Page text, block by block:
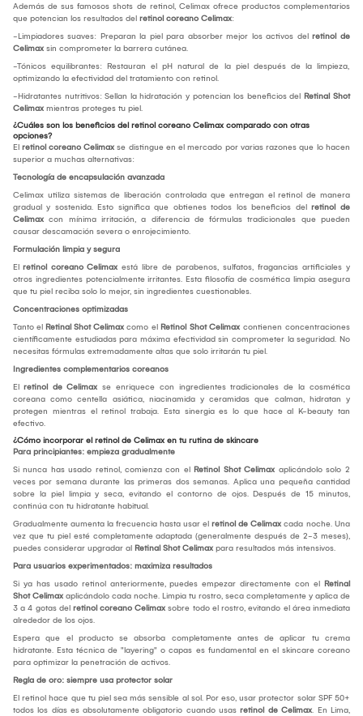
Además de sus famosos shots de retinol, Celimax ofrece productos complementarios
que potencian los resultados del retinol coreano Celimax:
-Limpiadores suaves: Preparan la piel para absorber mejor los activos del retinol de
Celimax sin comprometer la barrera cutánea.
-Tónicos equilibrantes: Restauran el pH natural de la piel después de la limpieza,
optimizando la efectividad del tratamiento con retinol.
-Hidratantes nutritivos: Sellan la hidratación y potencian los beneficios del Retinal Shot
Celimax mientras proteges tu piel.
¿Cuáles son los beneficios del retinol coreano Celimax comparado con otras
opciones?
El retinol coreano Celimax se distingue en el mercado por varias razones que lo hacen
superior a muchas alternativas:
Tecnología de encapsulación avanzada
Celimax utiliza sistemas de liberación controlada que entregan el retinol de manera
gradual y sostenida. Esto significa que obtienes todos los beneficios del retinol de
Celimax con mínima irritación, a diferencia de fórmulas tradicionales que pueden
causar descamación severa o enrojecimiento.
Formulación limpia y segura
El retinol coreano Celimax está libre de parabenos, sulfatos, fragancias artificiales y
otros ingredientes potencialmente irritantes. Esta filosofía de cosmética limpia asegura
que tu piel reciba solo lo mejor, sin ingredientes cuestionables.
Concentraciones optimizadas
Tanto el Retinal Shot Celimax como el Retinol Shot Celimax contienen concentraciones
científicamente estudiadas para máxima efectividad sin comprometer la seguridad. No
necesitas fórmulas extremadamente altas que solo irritarán tu piel.
Ingredientes complementarios coreanos
El retinol de Celimax se enriquece con ingredientes tradicionales de la cosmética
coreana como centella asiática, niacinamida y ceramidas que calman, hidratan y
protegen mientras el retinol trabaja. Esta sinergia es lo que hace al K-beauty tan
efectivo.
¿Cómo incorporar el retinol de Celimax en tu rutina de skincare
Para principiantes: empieza gradualmente
Si nunca has usado retinol, comienza con el Retinol Shot Celimax aplicándolo solo 2
veces por semana durante las primeras dos semanas. Aplica una pequeña cantidad
sobre la piel limpia y seca, evitando el contorno de ojos. Después de 15 minutos,
continúa con tu hidratante habitual.
Gradualmente aumenta la frecuencia hasta usar el retinol de Celimax cada noche. Una
vez que tu piel esté completamente adaptada (generalmente después de 2-3 meses),
puedes considerar upgradar al Retinal Shot Celimax para resultados más intensivos.
Para usuarios experimentados: maximiza resultados
Si ya has usado retinol anteriormente, puedes empezar directamente con el Retinal
Shot Celimax aplicándolo cada noche. Limpia tu rostro, seca completamente y aplica de
3 a 4 gotas del retinol coreano Celimax sobre todo el rostro, evitando el área inmediata
alrededor de los ojos.
Espera que el producto se absorba completamente antes de aplicar tu crema
hidratante. Esta técnica de "layering" o capas es fundamental en el skincare coreano
para optimizar la penetración de activos.
Regla de oro: siempre usa protector solar
El retinol hace que tu piel sea más sensible al sol. Por eso, usar protector solar SPF 50+
todos los días es absolutamente obligatorio cuando usas retinol de Celimax. En Lima,